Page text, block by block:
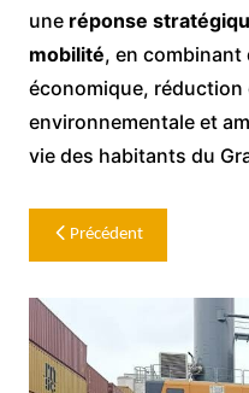
une réponse
mobilité, en
économique, réduction
environnementale et
vie des habitants du
Navigation
de
l’article
Précédent